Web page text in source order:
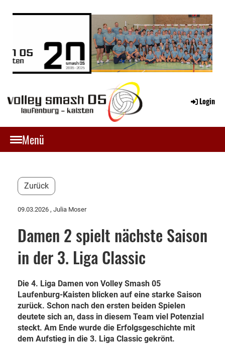
Login
Menü
Zurück
09.03.2026 , Julia Moser
Damen 2 spielt nächste Saison
in der 3. Liga Classic
Die 4. Liga Damen von Volley Smash 05
Laufenburg-Kaisten blicken auf eine starke Saison
zurück. Schon nach den ersten beiden Spielen
deutete sich an, dass in diesem Team viel Potenzial
steckt. Am Ende wurde die Erfolgsgeschichte mit
dem Aufstieg in die 3. Liga Classic gekrönt.